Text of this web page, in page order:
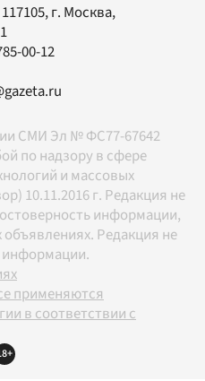
117105, г. Москва,
00-12
СМИ Эл № ФС77-67642
по надзору в сфере
и массовых
10.11.2016 г. Редакция не
информации,
Редакция не
информации.
применяются
в соответствии с